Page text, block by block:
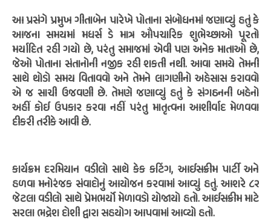
આ પ્રસંગે પ્રમુખ ગીતાબેન પારેખે પોતાના સંબોધનમાં જણાવ્યું હતું કે
આજના સમયમાં મધર્સ ડે માત્ર ઔપચારિક શુભેચ્છાઓ પૂરતો
મર્યાદિત રહી ગયો છે, પરંતુ સમાજમાં એવી પણ અનેક માતાઓ છે,
જેઓ પોતાના સંતાનોની નજીક રહી શકતી નથી. આવા સમયે તેમની
સાથે થોડો સમય વિતાવવો અને તેમને લાગણીનો અહેસાસ કરાવવો
એ જ સાચી ઉજવણી છે. તેમણે જણાવ્યું હતું કે સંગઠનની બહેનો
અહીં કોઈ ઉપકાર કરવા નહીં પરંતુ માતૃત્વના આશીર્વાદ મેળવવા
દીકરી તરીકે આવી છે.
કાર્યક્રમ દરમિયાન વડીલો સાથે કેક કટિંગ, આઈસક્રીમ પાર્ટી અને
હળવા મનોરંજક સંવાદોનું આયોજન કરવામાં આવ્યું હતું. આશરે ૮૨
જેટલા વડીલો સાથે પ્રેમભર્યો મેળાવડો યોજાયો હતો. આઈસક્રીમ માટે
સરલા ભદ્રેશ દોશી દ્વારા સહયોગ આપવામાં આવ્યો હતો.